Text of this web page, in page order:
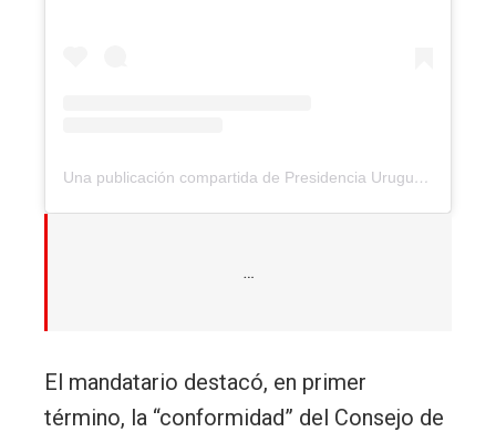
Una publicación compartida de Presidencia Uruguay (@presidenciauruguay)
…
El mandatario destacó, en primer
término, la “conformidad” del Consejo de